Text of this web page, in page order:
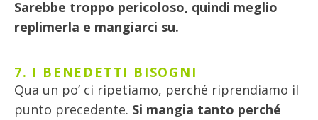
Sarebbe troppo pericoloso, quindi meglio
replimerla e mangiarci su.
7. I BENEDETTI BISOGNI
Qua un po’ ci ripetiamo, perché riprendiamo il
punto precedente. Si mangia tanto perché